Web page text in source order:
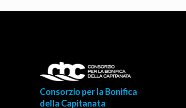
Consorzio per la Bonifica
della Capitanata